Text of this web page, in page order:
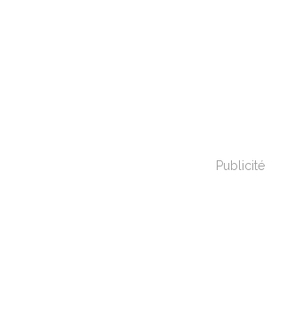
Publicité